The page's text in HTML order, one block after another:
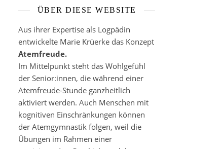
ÜBER DIESE WEBSITE
Aus ihrer Expertise als Logpädin
entwickelte Marie Krüerke das Konzept
Atemfreude.
Im Mittelpunkt steht das Wohlgefühl
der Senior:innen, die während einer
Atemfreude-Stunde ganzheitlich
aktiviert werden. Auch Menschen mit
kognitiven Einschränkungen können
der Atemgymnastik folgen, weil die
Übungen im Rahmen einer